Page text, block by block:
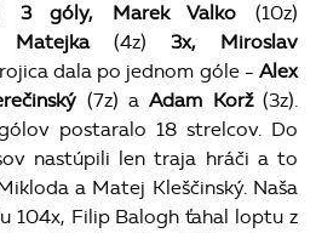
3 góly, Marek Valko (10z)
Matejka(4z) 3x,
Miroslav
dala po jednom góle - Alex
(7z) aAdam Korž(3z).
postaralo 18 strelcov. Do
nastúpili len traja hráči a to
a Matej Kleščinský. Naša
104x, Filip Balogh ťahal loptu z